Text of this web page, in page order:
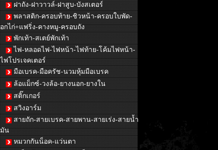
ฝาถัง-ฝาวาวล์-ฝาสูบ-บังสเตอร์
พลาสติก-ครอบท้าย-ชิวหน้า-ครอบใบพัด-
อกไก่+แฟริ่ง-คางหมู-ครอบถัง
พักเท้า-สเตย์พักเท้า
ไฟ-หลอดไฟ-ไฟหน้า-ไฟท้าย-โค้มไฟหน้า-
ไฟโปรเจคเตอร์
มือเบรค-มือครัช-นวมหุ้มมือเบรค
ล้อแม็กซ์-วงล้อ-ยางนอก-ยางใน
สติ๊กเกอร์
สวิงอาร์ม
สายถัก-สายเบรค-สายพาน-สายเร่ง-สายน้ำ
มัน
หมวกกันน็อค-แว่นตา